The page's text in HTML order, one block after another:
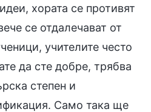
хората се противят
се отдалечават от
учителите често
да сте добре, трябва
степен и
Само така ще